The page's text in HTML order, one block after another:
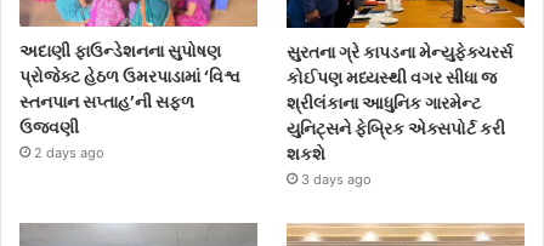
અદાણી ફાઉન્ડેશનના સુપોષણ
પ્રોજેક્ટ હેઠળ ઉમરપાડામાં ‘વિશ્વ
સ્તનપાન સપ્તાહ’ની સફળ
ઉજવણી
2 days ago
સુરતના ગ્રે કાપડના મેન્યુફેક્ચરર્સ
કોઈપણ મધ્યસ્થી વગર સીધા જ
શ્રીલંકાના આધુનિક ગારમેન્ટ
યુનિટ્સને ફેબ્રિક એક્સપોર્ટ કરી
શકશે
3 days ago